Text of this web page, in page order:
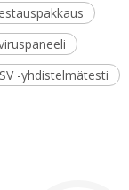
-yhdistelmätesti